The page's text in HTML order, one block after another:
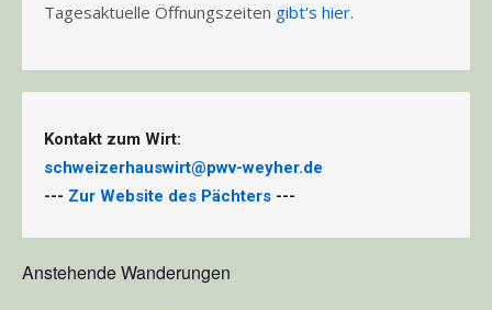
Tagesaktuelle Öffnungszeiten gibt's hier.
Kontakt zum Wirt:
schweizerhauswirt@pwv-weyher.de
--- Zur Website des Pächters ---
Anstehende Wanderungen